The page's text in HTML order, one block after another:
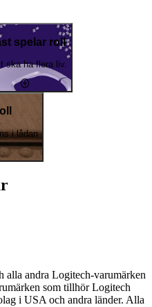
spelar roll
ska ha flera liv.
i lådan
alla andra Logitech-varumärken
som tillhör Logitech
i USA och andra länder. Alla